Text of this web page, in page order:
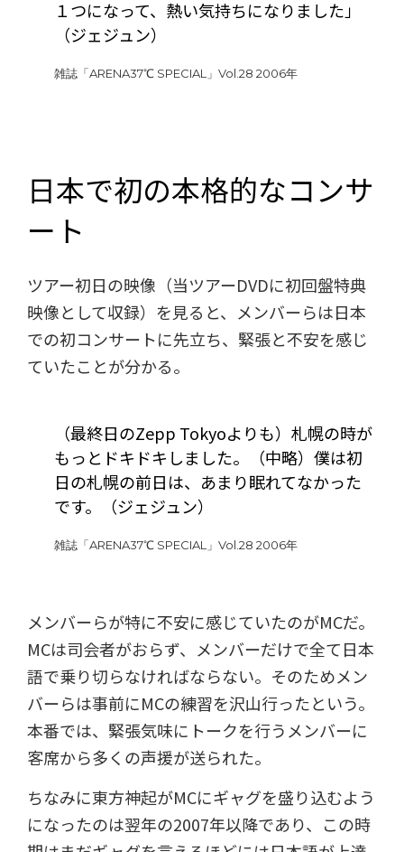
１つになって、熱い気持ちになりました」
（ジェジュン）
雑誌「ARENA37℃ SPECIAL」Vol.28 2006年
日本で初の本格的なコンサ
ート
ツアー初日の映像（当ツアーDVDに初回盤特典
映像として収録）を見ると、メンバーらは日本
での初コンサートに先立ち、緊張と不安を感じ
ていたことが分かる。
（最終日のZepp Tokyoよりも）札幌の時が
もっとドキドキしました。（中略）僕は初
日の札幌の前日は、あまり眠れてなかった
です。（ジェジュン）
雑誌「ARENA37℃ SPECIAL」Vol.28 2006年
メンバーらが特に不安に感じていたのがMCだ。
MCは司会者がおらず、メンバーだけで全て日本
語で乗り切らなければならない。そのためメン
バーらは事前にMCの練習を沢山行ったという。
本番では、緊張気味にトークを行うメンバーに
客席から多くの声援が送られた。
ちなみに東方神起がMCにギャグを盛り込むよう
になったのは翌年の2007年以降であり、この時